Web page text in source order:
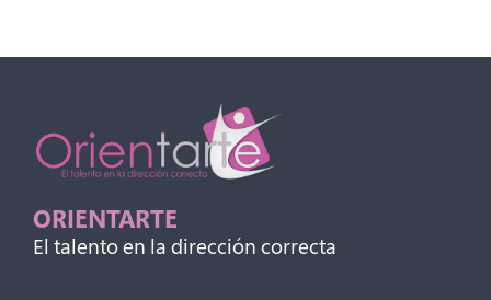
ORIENTARTE
El talento en la dirección correcta